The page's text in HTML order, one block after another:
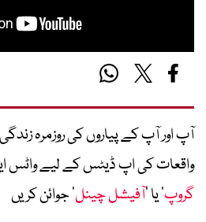
آپ اور آپ کے پیاروں کی روزمرہ
واقعات کی اپ ڈیٹس کے لیے واٹس
گروپ‘ یا ’آفیشل چینل‘ جوائن کریں